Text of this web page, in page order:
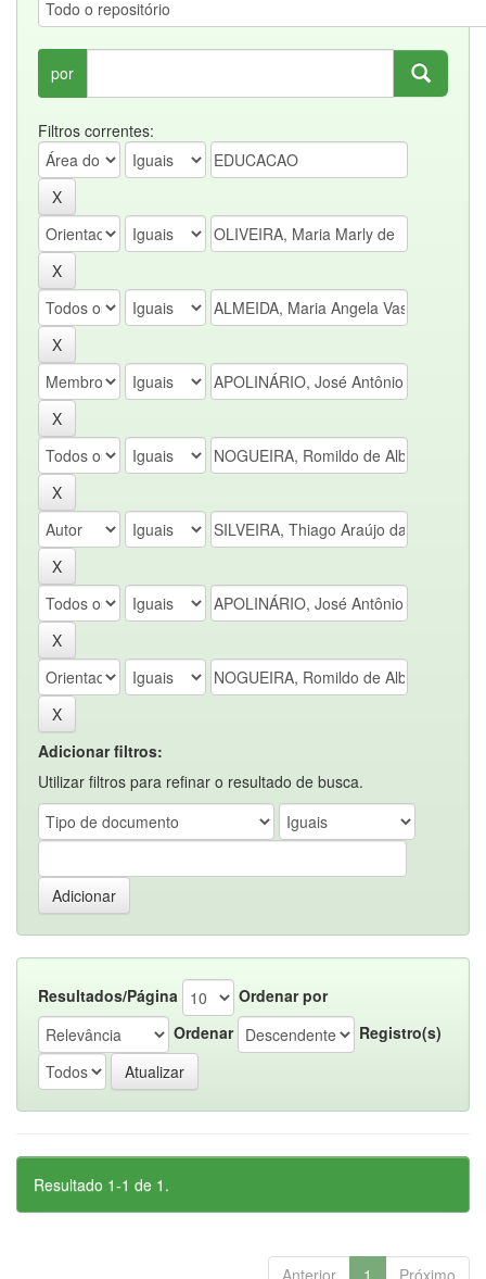
por
Filtros correntes:
Adicionar filtros:
Utilizar filtros para refinar o resultado de busca.
Resultados/Página
Ordenar por
Ordenar
Registro(s)
Resultado 1-1 de 1.
Anterior 1 Próximo